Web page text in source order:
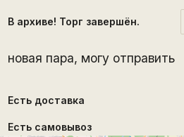
В архиве! Торг завершён.
новая пара, могу отправить
Есть доставка
Есть самовывоз